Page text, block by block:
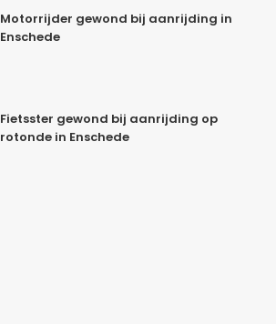
Motorrijder gewond bij aanrijding in
Enschede
Fietsster gewond bij aanrijding op
rotonde in Enschede